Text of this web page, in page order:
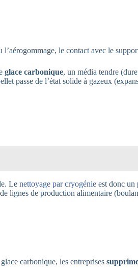
le contact avec le
glace carbonique, un média tendre
passe de l’état solide à gazeux
Le nettoyage par cryogénie est donc un
lignes de production alimentaire
carbonique, les entreprises